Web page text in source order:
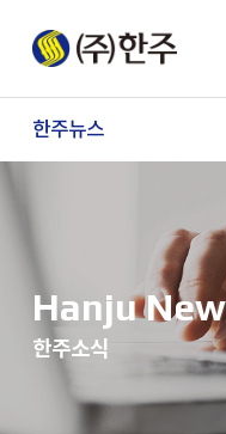
한주뉴스
Hanju
한주소식